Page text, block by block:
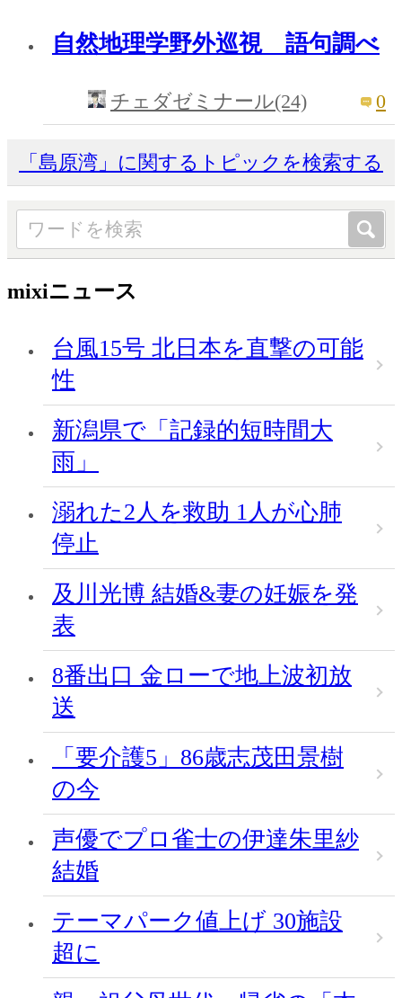
自然地理学野外巡視 語句調べ
チェダゼミナール(24) 0
「島原湾」に関するトピックを検索する
mixiニュース
台風15号 北日本を直撃の可能
性
新潟県で「記録的短時間大
雨」
溺れた2人を救助 1人が心肺
停止
及川光博 結婚&妻の妊娠を発
表
8番出口 金ローで地上波初放
送
「要介護5」86歳志茂田景樹
の今
声優でプロ雀士の伊達朱里紗
結婚
テーマパーク値上げ 30施設
超に